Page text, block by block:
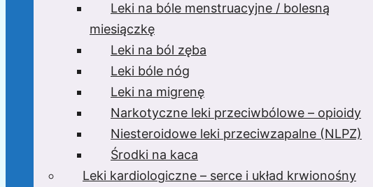
Leki na bóle menstruacyjne / bolesną
miesiączkę
Leki na ból zęba
Leki bóle nóg
Leki na migrenę
Narkotyczne leki przeciwbólowe – opioidy
Niesteroidowe leki przeciwzapalne (NLPZ)
Środki na kaca
Leki kardiologiczne – serce i układ krwionośny